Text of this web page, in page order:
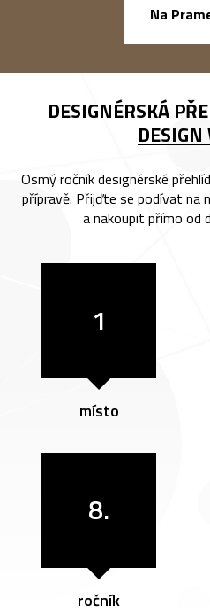
Na
DESIGNÉRSKÁ
Osmý ročník designérské
přípravě. Přijďte se podívat na
a nakoupit přímo od
1
místo
8.
ročník